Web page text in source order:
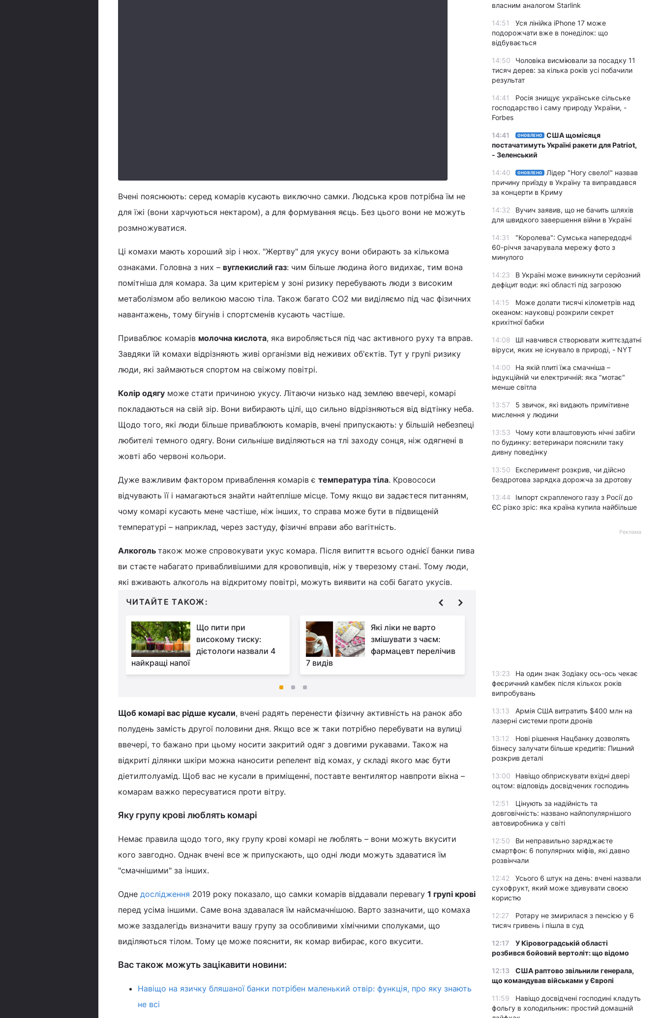
Вчені пояснюють: серед комарів кусають виключно самки. Людська кров потрібна їм не
для їжі (вони харчуються нектаром), а для формування яєць. Без цього вони не можуть
розмножуватися.
Ці комахи мають хороший зір і нюх. "Жертву" для укусу вони обирають за кількома
ознаками. Головна з них – вуглекислий газ: чим більше людина його видихає, тим вона
помітніша для комара. За цим критерієм у зоні ризику перебувають люди з високим
метаболізмом або великою масою тіла. Також багато CO2 ми виділяємо під час фізичних
навантажень, тому бігунів і спортсменів кусають частіше.
Приваблює комарів молочна кислота, яка виробляється під час активного руху та вправ.
Завдяки їй комахи відрізняють живі організми від неживих об'єктів. Тут у групі ризику
люди, які займаються спортом на свіжому повітрі.
Колір одягу може стати причиною укусу. Літаючи низько над землею ввечері, комарі
покладаються на свій зір. Вони вибирають цілі, що сильно відрізняються від відтінку неба.
Щодо того, які люди більше приваблюють комарів, вчені припускають: у більшій небезпеці
любителі темного одягу. Вони сильніше виділяються на тлі заходу сонця, ніж одягнені в
жовті або червоні кольори.
Дуже важливим фактором приваблення комарів є температура тіла. Кровососи
відчувають її і намагаються знайти найтепліше місце. Тому якщо ви задаєтеся питанням,
чому комарі кусають мене частіше, ніж інших, то справа може бути в підвищеній
температурі – наприклад, через застуду, фізичні вправи або вагітність.
Алкоголь також може спровокувати укус комара. Після випиття всього однієї банки пива
ви стаєте набагато привабливішими для кровопивців, ніж у тверезому стані. Тому люди,
які вживають алкоголь на відкритому повітрі, можуть виявити на собі багато укусів.
ЧИТАЙТЕ ТАКОЖ:
Що пити при
високому тиску:
дієтологи назвали 4
найкращі напої
Які ліки не варто
змішувати з чаєм:
фармацевт перелічив
7 видів
Щоб комарі вас рідше кусали, вчені радять перенести фізичну активність на ранок або
полудень замість другої половини дня. Якщо все ж таки потрібно перебувати на вулиці
ввечері, то бажано при цьому носити закритий одяг з довгими рукавами. Також на
відкриті ділянки шкіри можна наносити репелент від комах, у складі якого має бути
діетилтолуамід. Щоб вас не кусали в приміщенні, поставте вентилятор навпроти вікна –
комарам важко пересуватися проти вітру.
Яку групу крові люблять комарі
Немає правила щодо того, яку групу крові комарі не люблять – вони можуть вкусити
кого завгодно. Однак вчені все ж припускають, що одні люди можуть здаватися їм
"смачнішими" за інших.
Одне дослідження 2019 року показало, що самки комарів віддавали перевагу 1 групі крові
перед усіма іншими. Саме вона здавалася їм найсмачнішою. Варто зазначити, що комаха
може заздалегідь визначити вашу групу за особливими хімічними сполуками, що
виділяються тілом. Тому це може пояснити, як комар вибирає, кого вкусити.
Вас також можуть зацікавити новини:
Навіщо на язичку бляшаної банки потрібен маленький отвір: функція, про яку знають
не всі
власним аналогом Starlink
14:51
Уся лінійка iPhone 17 може
подорожчати вже в понеділок: що
відбувається
14:50
Чоловіка висміювали за посадку 11
тисяч дерев: за кілька років усі побачили
результат
14:41
Росія знищує українське сільське
господарство і саму природу України, -
Forbes
14:41 ОНОВЛЕНО
США щомісяця
постачатимуть Україні ракети для Patriot,
- Зеленський
14:40 ОНОВЛЕНО
Лідер "Ногу свело!" назвав
причину приїзду в Україну та виправдався
за концерти в Криму
14:32
Вучич заявив, що не бачить шляхів
для швидкого завершення війни в Україні
14:31
"Королева": Сумська напередодні
60-річчя зачарувала мережу фото з
минулого
14:23
В Україні може виникнути серйозний
дефіцит води: які області під загрозою
14:15
Може долати тисячі кілометрів над
океаном: науковці розкрили секрет
крихітної бабки
14:08
ШІ навчився створювати життєздатні
віруси, яких не існувало в природі, - NYT
14:00
На якій плиті їжа смачніша –
індукційній чи електричній: яка "мотає"
менше світла
13:57
5 звичок, які видають примітивне
мислення у людини
13:53
Чому коти влаштовують нічні забіги
по будинку: ветеринари пояснили таку
дивну поведінку
13:50
Експеримент розкрив, чи дійсно
бездротова зарядка дорожча за дротову
13:44
Імпорт скрапленого газу з Росії до
ЄС різко зріс: яка країна купила найбільше
Реклама
13:23
На один знак Зодіаку ось-ось чекає
феєричний камбек після кількох років
випробувань
13:13
Армія США витратить $400 млн на
лазерні системи проти дронів
13:12
Нові рішення Нацбанку дозволять
бізнесу залучати більше кредитів: Пишний
розкрив деталі
13:00
Навіщо обприскувати вхідні двері
оцтом: відповідь досвідчених господинь
12:51
Цінують за надійність та
довговічність: названо найпопулярнішого
автовиробника у світі
12:50
Ви неправильно заряджаєте
смартфон: 6 популярних міфів, які давно
розвінчали
12:42
Усього 6 штук на день: вчені назвали
сухофрукт, який може здивувати своєю
користю
12:27
Ротару не змирилася з пенсією у 6
тисяч гривень і пішла в суд
12:17
У Кіровоградській області
розбився бойовий вертоліт: що відомо
12:13
США раптово звільнили генерала,
що командував військами у Європі
11:59
Навіщо досвідчені господині кладуть
фольгу в холодильник: простий домашній